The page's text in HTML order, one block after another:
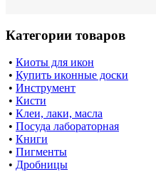
Категории товаров
• Киоты для икон
• Купить иконные доски
• Инструмент
• Кисти
• Клеи, лаки, масла
• Посуда лабораторная
• Книги
• Пигменты
• Дробницы